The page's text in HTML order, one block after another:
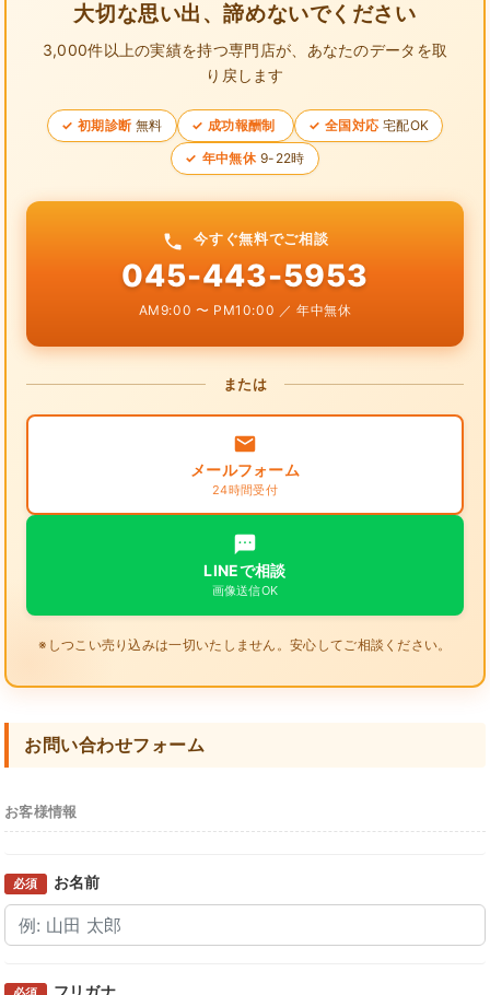
大切な思い出、諦めないでください
3,000件以上の実績を持つ専門店が、 あなたのデータを取
り戻します
初期診断 無料 成功報酬制 全国対応 宅配OK
年中無休 9-22時
今すぐ無料でご相談
045-443-5953
AM9:00 〜 PM10:00 ／ 年中無休
または
メールフォーム
24時間受付
LINEで相談
画像送信OK
※しつこい売り込みは一切いたしません。安心してご相談ください。
お問い合わせフォーム
お客様情報
必須 お名前